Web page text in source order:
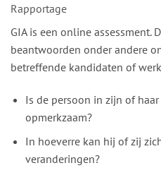
Rapportage
GIA is een online assessment.
beantwoorden onder andere
betreffende kandidaten of
Is de persoon in zijn of
opmerkzaam?
In hoeverre kan hij of zij
veranderingen?